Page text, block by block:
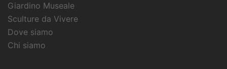
Giardino Museale
Sculture da Vivere
Dove siamo
Chi siamo